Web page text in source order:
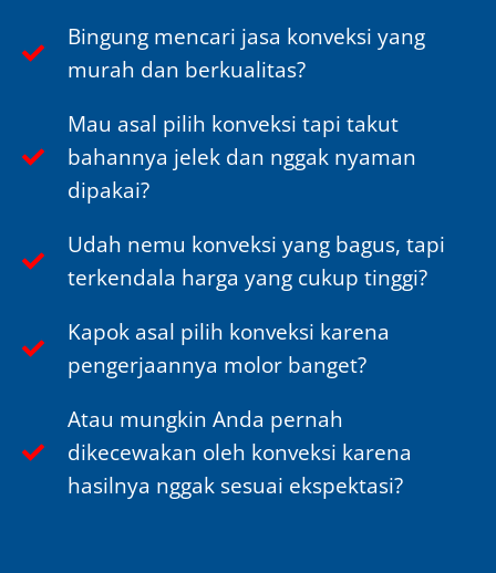
Bingung mencari jasa konveksi yang
murah dan berkualitas?
Mau asal pilih konveksi tapi takut
bahannya jelek dan nggak nyaman
dipakai?
Udah nemu konveksi yang bagus, tapi
terkendala harga yang cukup tinggi?
Kapok asal pilih konveksi karena
pengerjaannya molor banget?
Atau mungkin Anda pernah
dikecewakan oleh konveksi karena
hasilnya nggak sesuai ekspektasi?